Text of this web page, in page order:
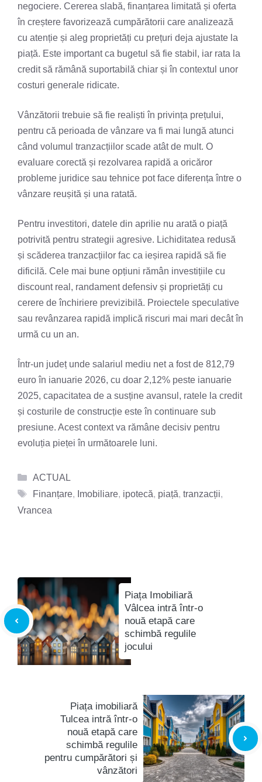
negociere. Cererea slabă, finanțarea limitată și oferta
în creștere favorizează cumpărătorii care analizează
cu atenție și aleg proprietăți cu prețuri deja ajustate la
piață. Este important ca bugetul să fie stabil, iar rata la
credit să rămână suportabilă chiar și în contextul unor
costuri generale ridicate.
Vânzătorii trebuie să fie realiști în privința prețului,
pentru că perioada de vânzare va fi mai lungă atunci
când volumul tranzacțiilor scade atât de mult. O
evaluare corectă și rezolvarea rapidă a oricăror
probleme juridice sau tehnice pot face diferența între o
vânzare reușită și una ratată.
Pentru investitori, datele din aprilie nu arată o piață
potrivită pentru strategii agresive. Lichiditatea redusă
și scăderea tranzacțiilor fac ca ieșirea rapidă să fie
dificilă. Cele mai bune opțiuni rămân investițiile cu
discount real, randament defensiv și proprietăți cu
cerere de închiriere previzibilă. Proiectele speculative
sau revânzarea rapidă implică riscuri mai mari decât în
urmă cu un an.
Într-un județ unde salariul mediu net a fost de 812,79
euro în ianuarie 2026, cu doar 2,12% peste ianuarie
2025, capacitatea de a susține avansul, ratele la credit
și costurile de construcție este în continuare sub
presiune. Acest context va rămâne decisiv pentru
evoluția pieței în următoarele luni.
Categorii
ACTUAL
Etichete
Finanțare, Imobiliare, ipotecă, piață, tranzacții,
Vrancea
Piața Imobiliară
Vâlcea intră într-o
nouă etapă care
schimbă regulile
jocului
Piața imobiliară
Tulcea intră într-o
nouă etapă care
schimbă regulile
pentru cumpărători și
vânzători